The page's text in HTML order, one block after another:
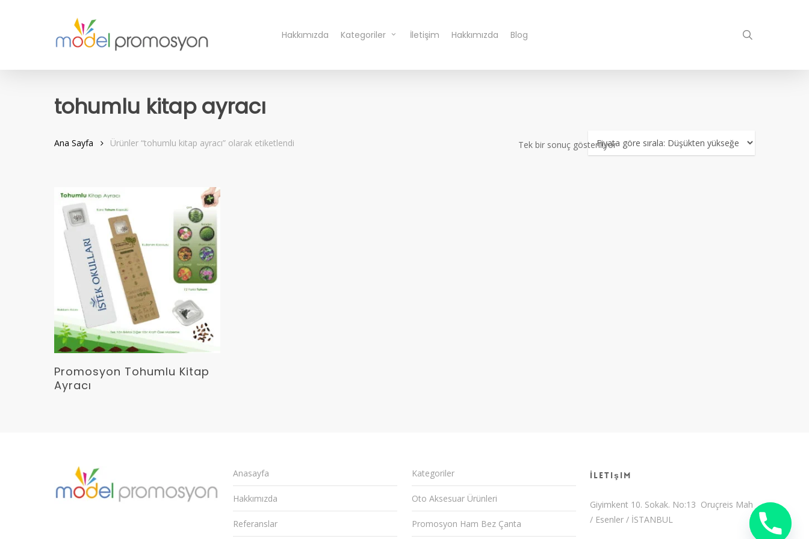
Hakkımızda Kategoriler İletişim Hakkımızda Blog
tohumlu kitap ayracı
Tek bir sonuç gösteriliyor
Ana Sayfa Ürünler “tohumlu kitap ayracı” olarak etiketlendi
Devamını Oku
Promosyon Tohumlu Kitap
Ayracı
Anasayfa
Hakkımızda
Referanslar
Kategoriler
Oto Aksesuar Ürünleri
Promosyon Ham Bez Çanta
İletişim
Giyimkent 10. Sokak. No:13 Oruçreis Mah
/ Esenler / İSTANBUL